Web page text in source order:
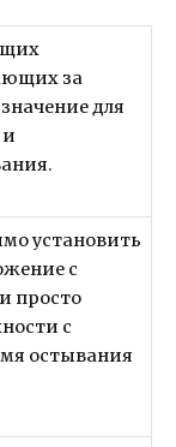
за
для
установить
с
просто
с
остывания